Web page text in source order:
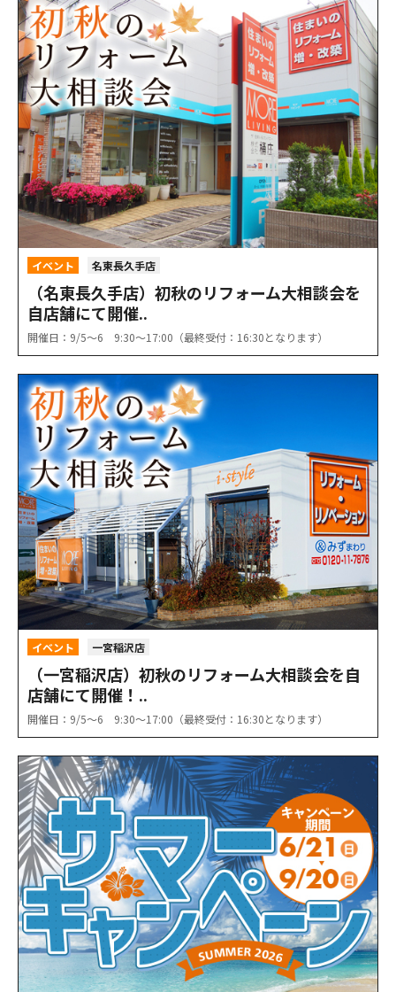
イベント 名東長久手店
（名東長久手店）初秋のリフォーム大相談会を
自店舗にて開催..
開催日：9/5〜6 9:30〜17:00（最終受付：16:30となります）
イベント 一宮稲沢店
（一宮稲沢店）初秋のリフォーム大相談会を自
店舗にて開催！..
開催日：9/5〜6 9:30〜17:00（最終受付：16:30となります）